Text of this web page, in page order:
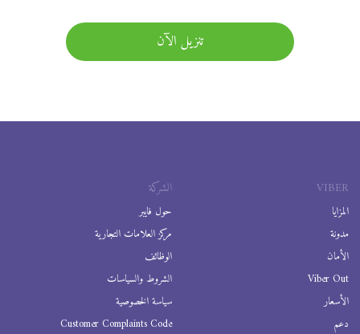
تنزيل الآن
VIBER
المزايا
مدونة
الأمان
Viber Out
الأسعار
دعم
الشركة
حول فايبر
مركز العلامات التجارية
الوظائف
الشروط والسياسات
سياسة الخصوصية
Customer Complaints Code